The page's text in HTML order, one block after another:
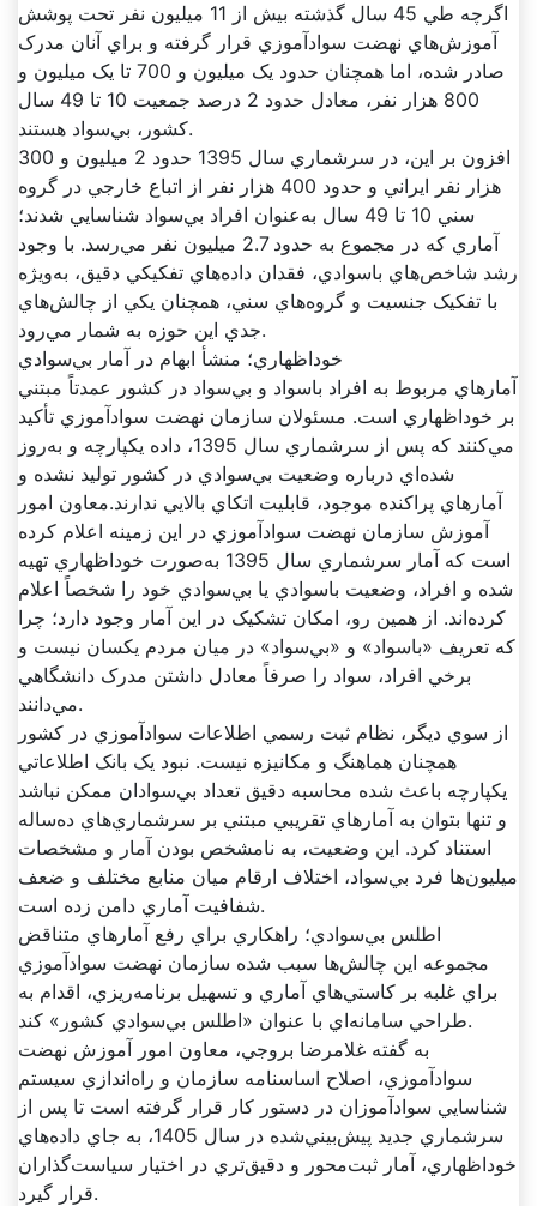
اگرچه طي 45 سال گذشته بيش از 11 ميليون نفر تحت پوشش
آموزش‌هاي نهضت سوادآموزي قرار گرفته و براي آنان مدرک
صادر شده، اما همچنان حدود يک ميليون و 700 تا يک ميليون و
800 هزار نفر، معادل حدود 2 درصد جمعيت 10 تا 49 سال
کشور، بي‌سواد هستند.
افزون بر اين، در سرشماري سال 1395 حدود 2 ميليون و 300
هزار نفر ايراني و حدود 400 هزار نفر از اتباع خارجي در گروه
سني 10 تا 49 سال به‌عنوان افراد بي‌سواد شناسايي شدند؛
آماري که در مجموع به حدود 2.7 ميليون نفر مي‌رسد. با وجود
رشد شاخص‌هاي باسوادي، فقدان داده‌هاي تفکيکي دقيق، به‌ويژه
با تفکيک جنسيت و گروه‌هاي سني، همچنان يکي از چالش‌هاي
جدي اين حوزه به شمار مي‌رود.
خوداظهاري؛ منشأ ابهام در آمار بي‌سوادي
آمارهاي مربوط به افراد باسواد و بي‌سواد در کشور عمدتاً مبتني
بر خوداظهاري است. مسئولان سازمان نهضت سوادآموزي تأکيد
مي‌کنند که پس از سرشماري سال 1395، داده يکپارچه و به‌روز
شده‌اي درباره وضعيت بي‌سوادي در کشور توليد نشده و
آمارهاي پراکنده موجود، قابليت اتکاي بالايي ندارند.معاون امور
آموزش سازمان نهضت سوادآموزي در اين زمينه اعلام کرده
است که آمار سرشماري سال 1395 به‌صورت خوداظهاري تهيه
شده و افراد، وضعيت باسوادي يا بي‌سوادي خود را شخصاً اعلام
کرده‌اند. از همين رو، امکان تشکيک در اين آمار وجود دارد؛ چرا
که تعريف «باسواد» و «بي‌سواد» در ميان مردم يکسان نيست و
برخي افراد، سواد را صرفاً معادل داشتن مدرک دانشگاهي
مي‌دانند.
از سوي ديگر، نظام ثبت رسمي اطلاعات سوادآموزي در کشور
همچنان هماهنگ و مکانيزه نيست. نبود يک بانک اطلاعاتي
يکپارچه باعث شده محاسبه دقيق تعداد بي‌سوادان ممکن نباشد
و تنها بتوان به آمارهاي تقريبي مبتني بر سرشماري‌هاي ده‌ساله
استناد کرد. اين وضعيت، به نامشخص بودن آمار و مشخصات
ميليون‌ها فرد بي‌سواد، اختلاف ارقام ميان منابع مختلف و ضعف
شفافيت آماري دامن زده است.
اطلس بي‌سوادي؛ راهکاري براي رفع آمارهاي متناقض
مجموعه اين چالش‌ها سبب شده سازمان نهضت سوادآموزي
براي غلبه بر کاستي‌هاي آماري و تسهيل برنامه‌ريزي، اقدام به
طراحي سامانه‌اي با عنوان «اطلس بي‌سوادي کشور» کند.
به گفته غلامرضا بروجي، معاون امور آموزش نهضت
سوادآموزي، اصلاح اساسنامه سازمان و راه‌اندازي سيستم
شناسايي سوادآموزان در دستور کار قرار گرفته است تا پس از
سرشماري جديد پيش‌بيني‌شده در سال 1405، به جاي داده‌هاي
خوداظهاري، آمار ثبت‌محور و دقيق‌تري در اختيار سياست‌گذاران
قرار گيرد.